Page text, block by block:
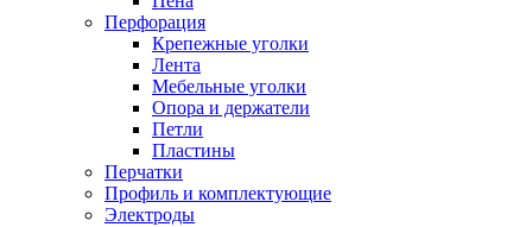
Перфорация
Крепежные уголки
Лента
Мебельные уголки
Опора и держатели
Петли
Пластины
Перчатки
Профиль и комплектующие
Электроды